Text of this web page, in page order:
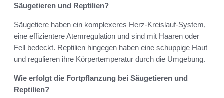
Säugetieren und Reptilien?
Säugetiere haben ein komplexeres Herz-Kreislauf-System,
eine effizientere Atemregulation und sind mit Haaren oder
Fell bedeckt. Reptilien hingegen haben eine schuppige Haut
und regulieren ihre Körpertemperatur durch die Umgebung.
Wie erfolgt die Fortpflanzung bei Säugetieren und
Reptilien?